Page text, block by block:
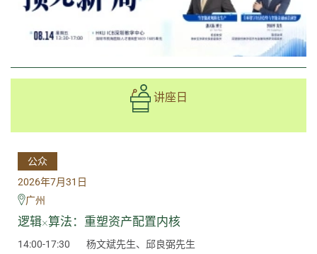
讲座日
公众
2026年7月31日
广州
逻辑×算法：重塑资产配置内核
14:00-17:30 杨文斌先生、邱良弼先生